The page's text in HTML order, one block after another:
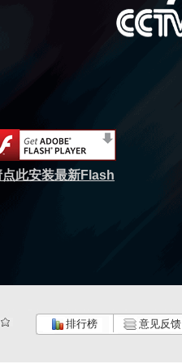
点此安装最新Flash
排行榜 意见反馈